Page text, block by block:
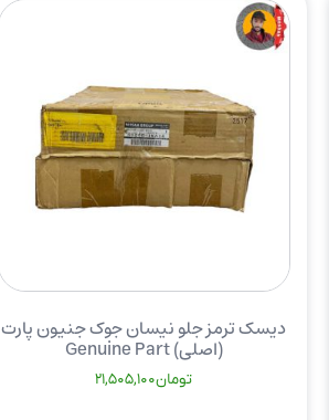
دیسک ترمز جلو نیسان جوک جنیون پارت
(اصلی) Genuine Part
تومان21,505,100